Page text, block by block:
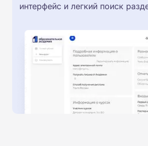
интерфейс и легкий поиск